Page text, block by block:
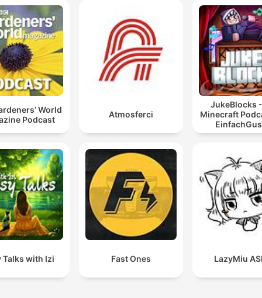
World
Podcast
Atmosferci
JukeBlocks
Minecraft
Talks with Izi Fast Ones LazyMiu